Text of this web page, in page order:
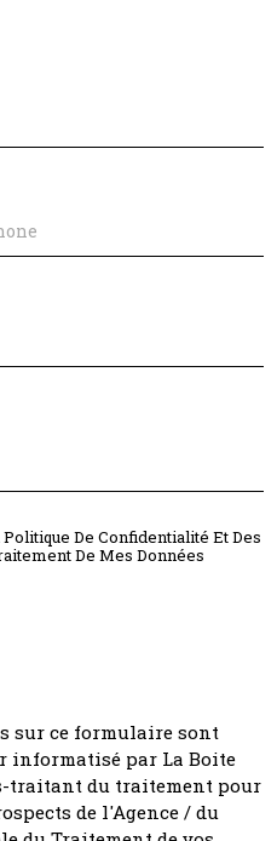
De Confidentialité Et Des
De Mes Données
sur ce formulaire sont
informatisé par La Boite
traitant du traitement pour
de l'Agence / du